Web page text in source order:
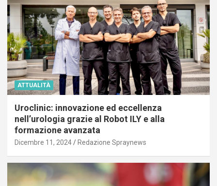
ATTUALITÀ
Uroclinic: innovazione ed eccellenza
nell’urologia grazie al Robot ILY e alla
formazione avanzata
Dicembre 11, 2024 Redazione Spraynews